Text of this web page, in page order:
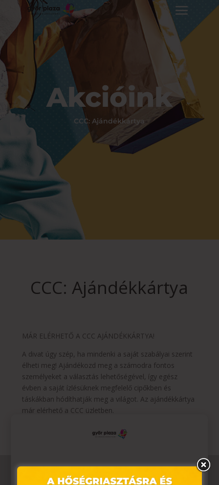
Akcióink
CCC: Ajándékkártya
CCC: Ajándékkártya
MÁR ELÉRHETŐ A CCC AJÁNDÉKKÁRTYA!
A divat úgy szép, ha mindenki a saját szabályai szerint
élheti meg! Ajándékozd meg a számodra fontos
személyeket a választás lehetőségével, így egész
évben a saját ízlésüknek megfelelő cipőkben és
táskákban hódíthatják meg a világot. Az ajándékkártya
már elérhető a CCC üzletben.
Ez az oldal sütiket használ